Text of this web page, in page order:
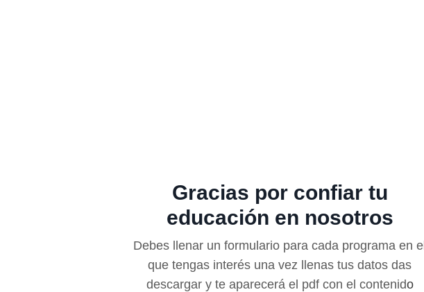
Gracias por confiar tu
educación en nosotros
Debes llenar un formulario para cada programa en el
que tengas interés una vez llenas tus datos das
descargar y te aparecerá el pdf con el contenido